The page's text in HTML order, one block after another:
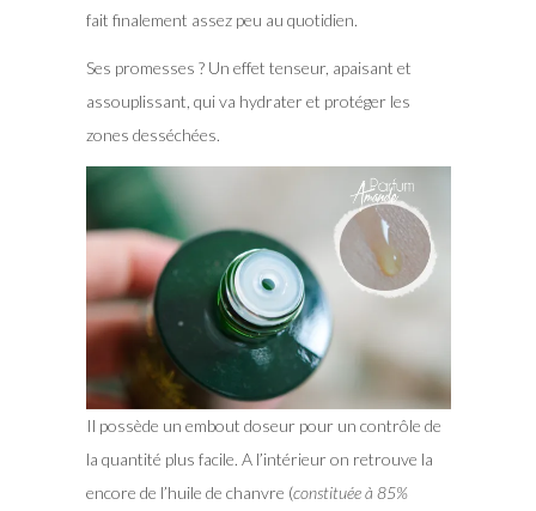
fait finalement assez peu au quotidien.
Ses promesses ? Un effet tenseur, apaisant et
assouplissant, qui va hydrater et protéger les
zones desséchées.
Il possède un embout doseur pour un contrôle de
la quantité plus facile. A l’intérieur on retrouve la
encore de l’huile de chanvre (constituée à 85%